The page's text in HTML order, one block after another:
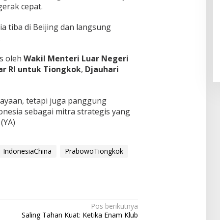
cepat.
tiba di Beijing dan langsung
oleh Wakil Menteri Luar Negeri
RI untuk Tiongkok, Djauhari
tetapi juga panggung
sebagai mitra strategis yang
IndonesiaChina
PrabowoTiongkok
Pos berikutnya
Saling Tahan Kuat: Ketika Enam Klub
Pendaftaran Istana Dibuka,